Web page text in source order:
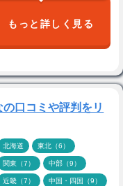
もっと詳しく見る
口コミや評判をリ
北海道 東北（6）
関東（7） 中部（9）
近畿（7） 中国・四国（9）